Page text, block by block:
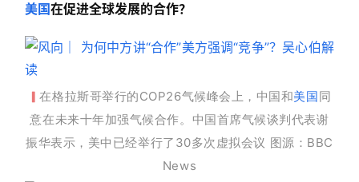
美国在促进全球发展的合作？
▎在格拉斯哥举行的COP26气候峰会上，中国和美国同
意在未来十年加强气候合作。 中国首席气候谈判代表谢
振华表示，美中已经举行了30多次虚拟会议 图源：BBC
News